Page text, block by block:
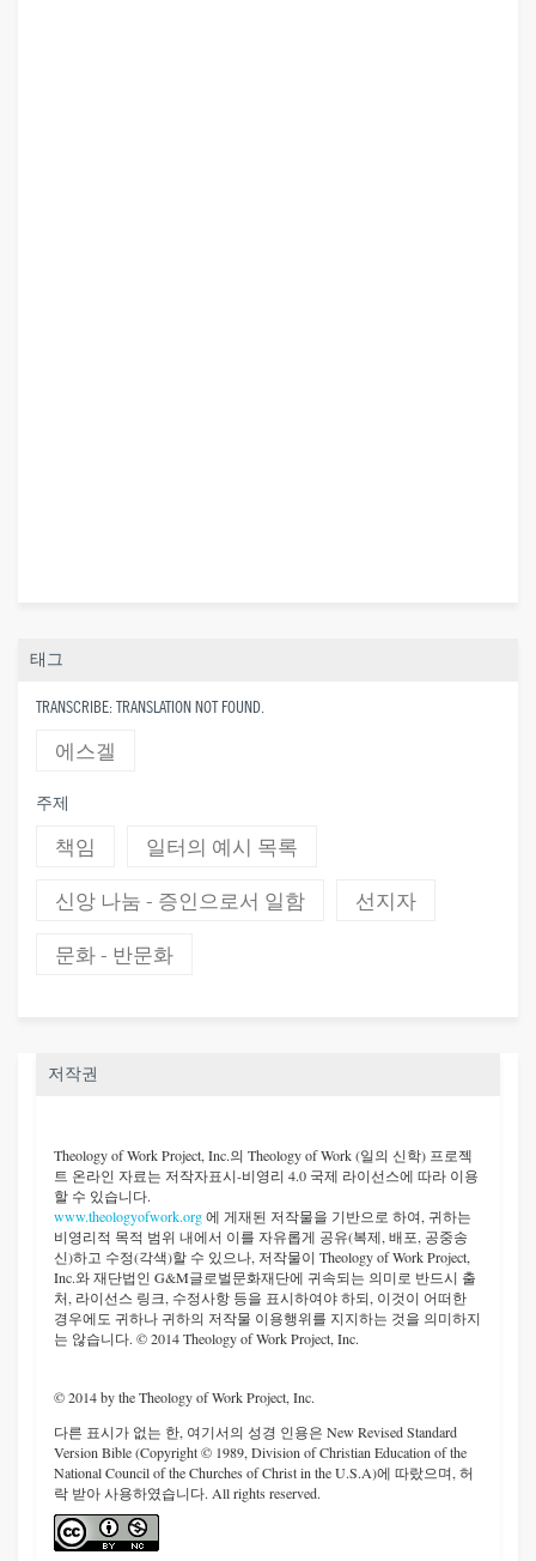
태그
TRANSCRIBE: TRANSLATION NOT FOUND.
에스겔
주제
책임 일터의 예시 목록
신앙 나눔 - 증인으로서 일함 선지자
문화 - 반문화
저작권
Theology of Work Project, Inc.의 Theology of Work (일의 신학) 프로젝
트 온라인 자료는 저작자표시-비영리 4.0 국제 라이선스에 따라 이용
할 수 있습니다.
www.theologyofwork.org에 게재된 저작물을 기반으로 하여, 귀하는
비영리적 목적 범위 내에서 이를 자유롭게 공유(복제, 배포, 공중송
신)하고 수정(각색)할 수 있으나, 저작물이 Theology of Work Project,
Inc.와 재단법인 G&M글로벌문화재단에 귀속되는 의미로 반드시 출
처, 라이선스 링크, 수정사항 등을 표시하여야 하되, 이것이 어떠한
경우에도 귀하나 귀하의 저작물 이용행위를 지지하는 것을 의미하지
는 않습니다. © 2014 Theology of Work Project, Inc.
© 2014 by the Theology of Work Project, Inc.
다른 표시가 없는 한, 여기서의 성경 인용은 New Revised Standard
Version Bible (Copyright © 1989, Division of Christian Education of the
National Council of the Churches of Christ in the U.S.A)에 따랐으며, 허
락 받아 사용하였습니다. All rights reserved.